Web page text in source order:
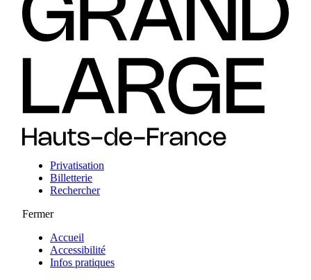
Privatisation
Billetterie
Rechercher
Fermer
Accueil
Accessibilité
Infos pratiques